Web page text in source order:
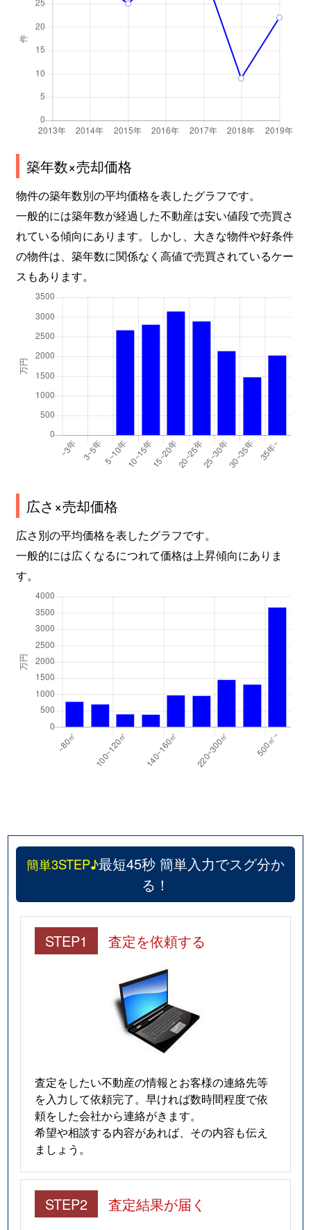
築年数×売却価格
物件の築年数別の平均価格を表したグラフです。
一般的には築年数が経過した不動産は安い値段で売買さ
れている傾向にあります。しかし、大きな物件や好条件
の物件は、築年数に関係なく高値で売買されているケー
スもあります。
広さ×売却価格
広さ別の平均価格を表したグラフです。
一般的には広くなるにつれて価格は上昇傾向にありま
す。
簡単3STEP♪最短45秒 簡単入力でスグ分か
る！
STEP1 査定を依頼する
査定をしたい不動産の情報とお客様の連絡先等
を入力して依頼完了。早ければ数時間程度で依
頼をした会社から連絡がきます。
希望や相談する内容があれば、その内容も伝え
ましょう。
STEP2 査定結果が届く